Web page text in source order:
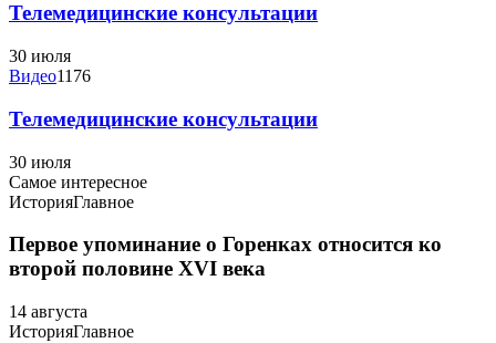
Телемедицинские консультации
30 июля
Видео1176
Телемедицинские консультации
30 июля
Самое интересное
ИсторияГлавное
Первое упоминание о Горенках относится ко
второй половине XVI века
14 августа
ИсторияГлавное